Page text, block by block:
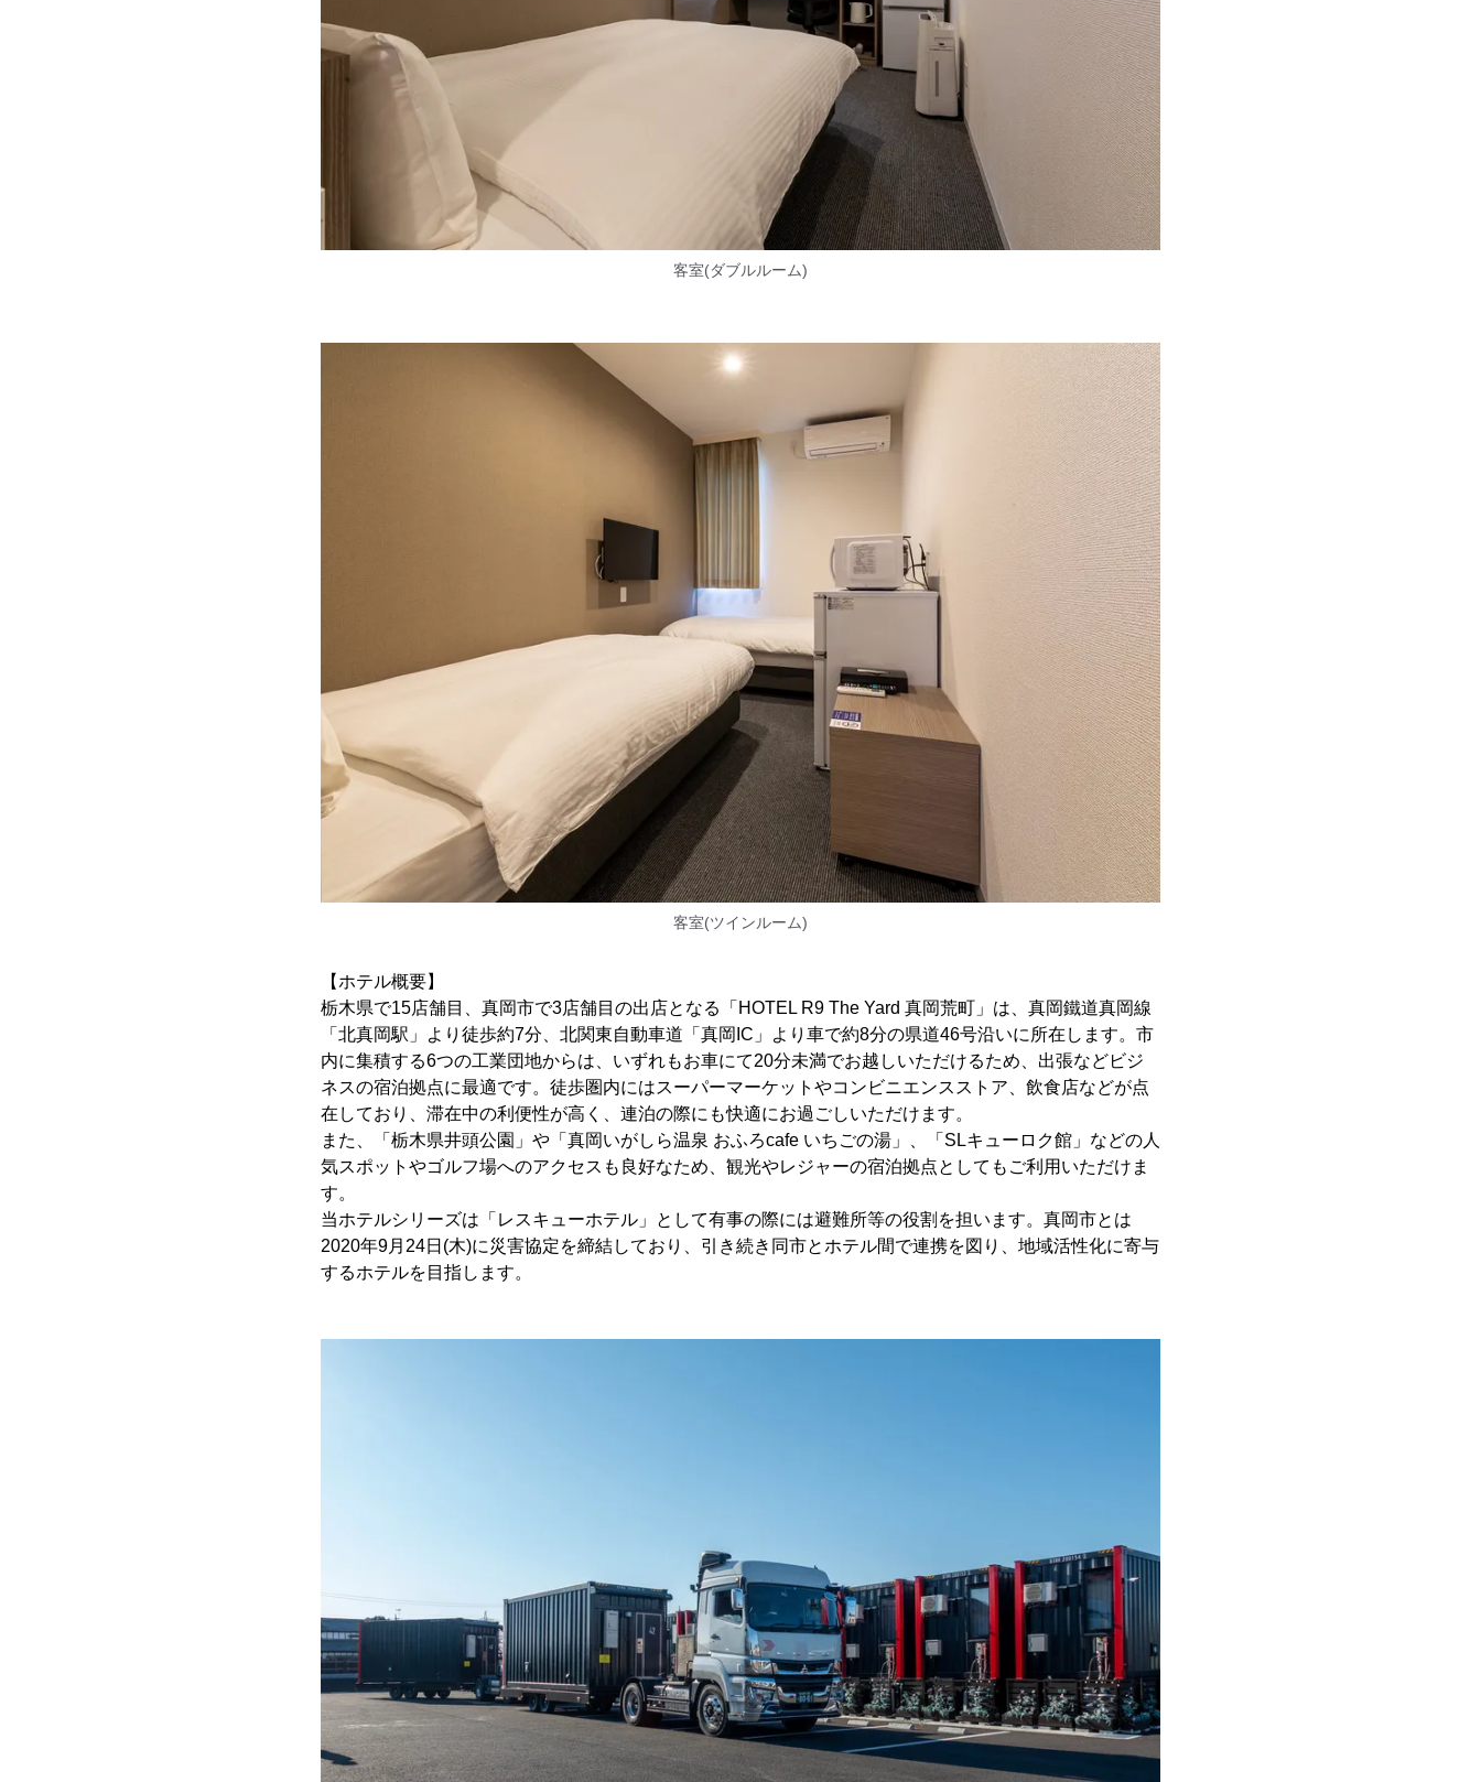
客室(ダブルルーム)
客室(ツインルーム)
【ホテル概要】
栃木県で15店舗目、真岡市で3店舗目の出店となる「HOTEL R9 The Yard 真岡荒町」は、真岡鐵道真岡線
「北真岡駅」より徒歩約7分、北関東自動車道「真岡IC」より車で約8分の県道46号沿いに所在します。市
内に集積する6つの工業団地からは、いずれもお車にて20分未満でお越しいただけるため、出張などビジ
ネスの宿泊拠点に最適です。徒歩圏内にはスーパーマーケットやコンビニエンスストア、飲食店などが点
在しており、滞在中の利便性が高く、連泊の際にも快適にお過ごしいただけます。
また、「栃木県井頭公園」や「真岡いがしら温泉 おふろcafe いちごの湯」、「SLキューロク館」などの人
気スポットやゴルフ場へのアクセスも良好なため、観光やレジャーの宿泊拠点としてもご利用いただけま
す。
当ホテルシリーズは「レスキューホテル」として有事の際には避難所等の役割を担います。真岡市とは
2020年9月24日(木)に災害協定を締結しており、引き続き同市とホテル間で連携を図り、地域活性化に寄与
するホテルを目指します。